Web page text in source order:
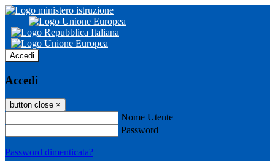
Accedi
Accedi
button close ×
Nome Utente
Password
Password dimenticata?